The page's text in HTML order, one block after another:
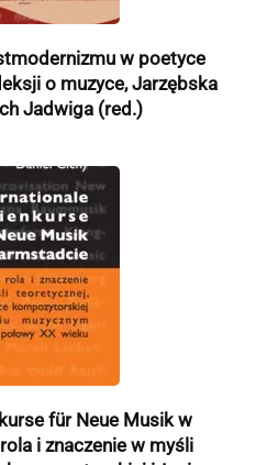
w poetyce
o muzyce, Jarzębska
Jadwiga (red.)
für Neue Musik w
i znaczenie w myśli